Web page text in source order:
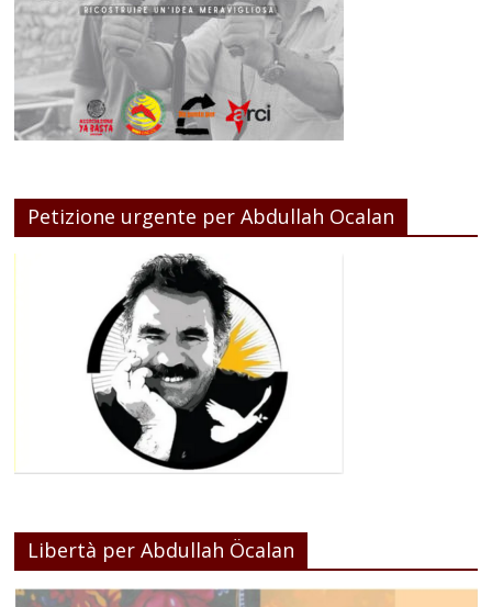
Petizione urgente per Abdullah Ocalan
Libertà per Abdullah Öcalan